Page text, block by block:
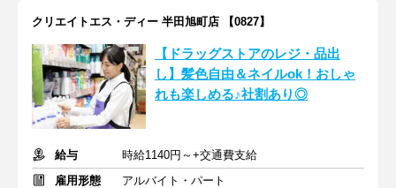
クリエイトエス・ディー 半田旭町店 【0827】
【ドラッグストアのレジ・品出
し】髪色自由＆ネイルok！おしゃ
れも楽しめる♪社割あり◎
給与
時給1140円～+交通費支給
雇用形態
アルバイト・パート